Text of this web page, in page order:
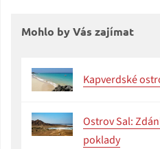
Mohlo by Vás zajímat
Kapverdské
Ostrov Sal:
poklady